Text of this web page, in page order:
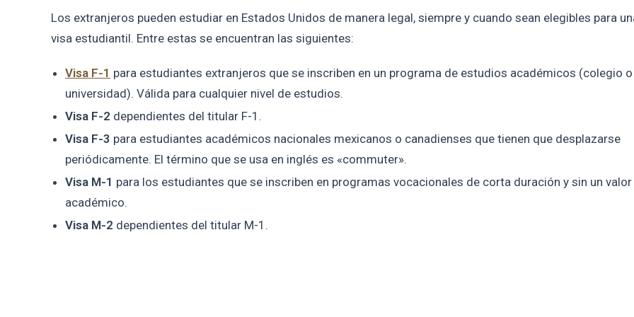
Los extranjeros pueden estudiar en Estados Unidos de manera legal, siempre y cuando sean elegibles para
visa estudiantil. Entre estas se encuentran las siguientes:
Visa F-1 para estudiantes extranjeros que se inscriben en un programa de estudios académicos (colegio o
universidad). Válida para cualquier nivel de estudios.
Visa F-2 dependientes del titular F-1.
Visa F-3 para estudiantes académicos nacionales mexicanos o canadienses que tienen que desplazarse
periódicamente. El término que se usa en inglés es «commuter».
Visa M-1 para los estudiantes que se inscriben en programas vocacionales de corta duración y sin un valor
académico.
Visa M-2 dependientes del titular M-1.